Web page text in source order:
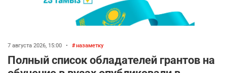
7 августа 2026, 15:00 • назаметку
Полный список обладателей грантов на